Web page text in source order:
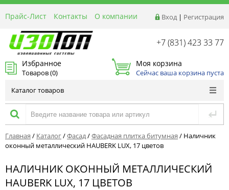
Вход | Регистрация
Прайс-Лист Контакты
О компании
Реквизиты
Доставка
Акции и Распродажи
Оптовым покупателям
+7 (831) 423 33 77
Избранное
Товаров (0)
Моя корзина
Сейчас ваша корзина пуста
Каталог товаров
Главная / Каталог/Фасад/Фасадная плитка битумная / Наличник
оконный металлический HAUBERK LUX, 17 цветов
НАЛИЧНИК ОКОННЫЙ МЕТАЛЛИЧЕСКИЙ
HAUBERK LUX, 17 ЦВЕТОВ